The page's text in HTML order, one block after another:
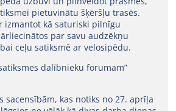
pietuvinātu šķēršļu trasēs.
izmantot kā saturiski pilnīgu
par savu audzēkņu
ceļu satiksmē ar velosipēdu.
dalībnieku forumam”
sacensībām, kas notiks no 27. aprīļa